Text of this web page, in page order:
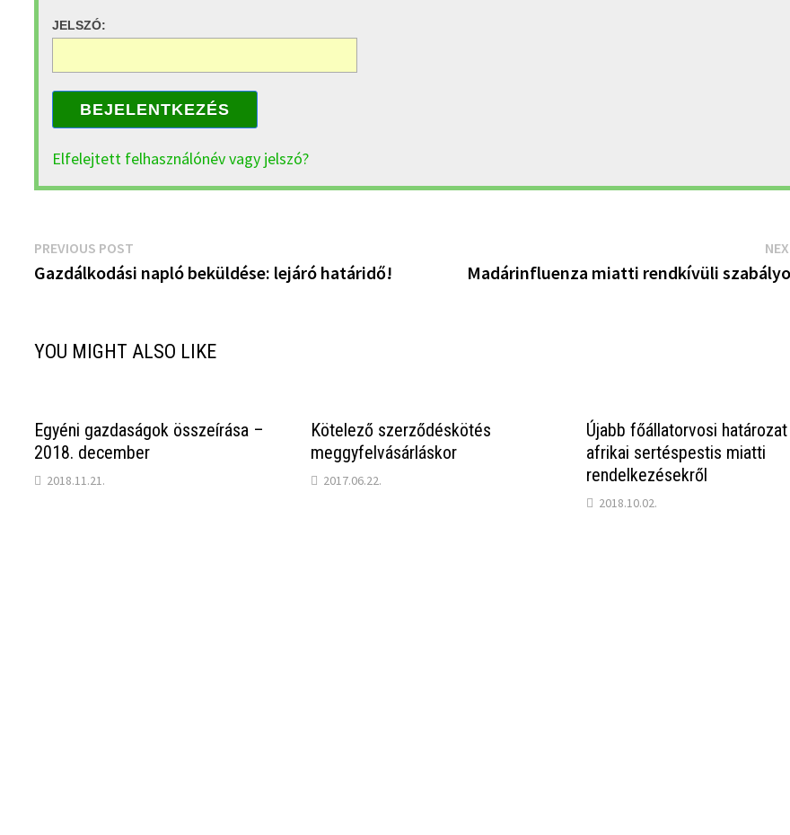
JELSZÓ:
BEJELENTKEZÉS
Elfelejtett felhasználónév vagy jelszó?
Bejegyzés
navigáció
PREVIOUS POST
post:
Gazdálkodási napló beküldése: lejáró határidő! Madárinfluenza miatti rendkívüli
YOU MIGHT ALSO LIKE
Egyéni gazdaságok összeírása –
2018. december
2018.11.21.
Kötelező szerződéskötés
meggyfelvásárláskor
2017.06.22.
Újabb főállatorvosi
afrikai sertéspestis miatti
rendelkezésekről
2018.10.02.